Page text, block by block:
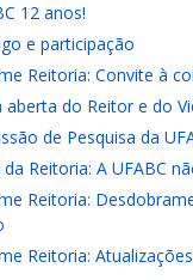
12 anos!
e participação
Reitoria: Convite à
aberta do Reitor e do
de Pesquisa da
Reitoria: A UFABC
Reitoria:
Reitoria: